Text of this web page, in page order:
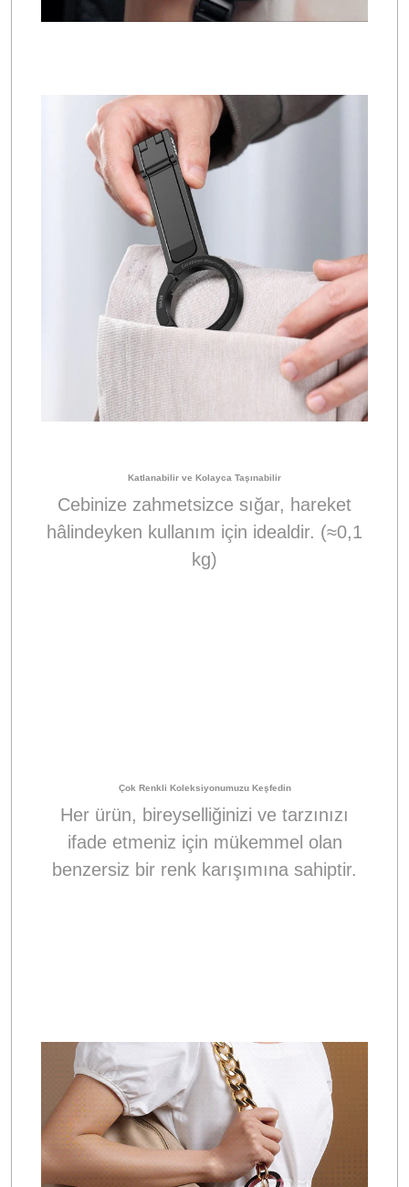
Katlanabilir ve Kolayca Taşınabilir
Cebinize zahmetsizce sığar, hareket
hâlindeyken kullanım için idealdir. (≈0,1
kg)
Çok Renkli Koleksiyonumuzu Keşfedin
Her ürün, bireyselliğinizi ve tarzınızı
ifade etmeniz için mükemmel olan
benzersiz bir renk karışımına sahiptir.